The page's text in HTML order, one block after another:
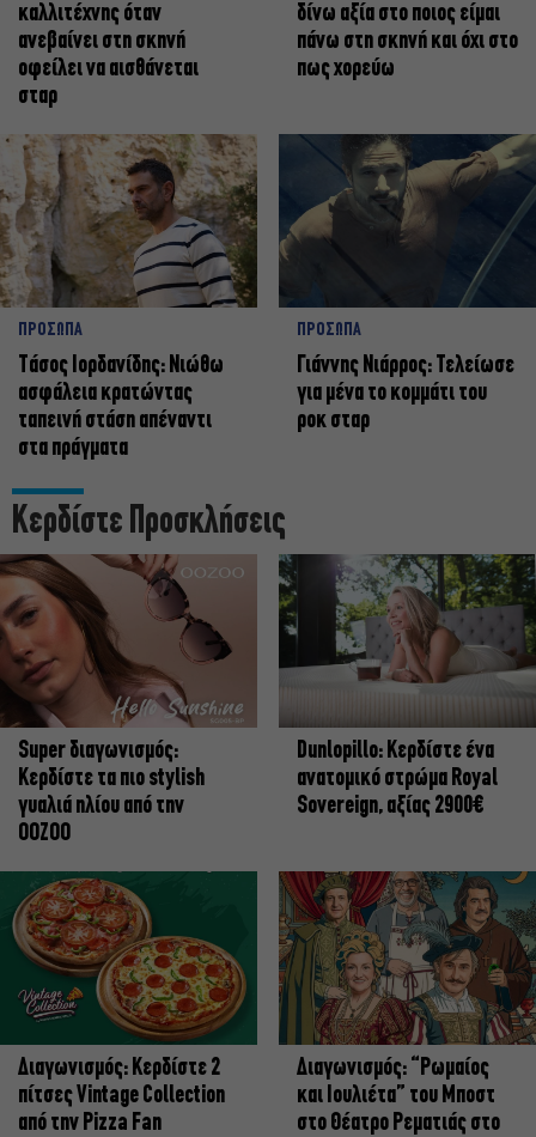
καλλιτέχνης όταν
ανεβαίνει στη σκηνή
οφείλει να αισθάνεται
σταρ
δίνω αξία στο ποιος είμαι
πάνω στη σκηνή και όχι στο
πως χορεύω
ΠΡΟΣΩΠΑ
Tάσος Ιορδανίδης: Νιώθω
ασφάλεια κρατώντας
ταπεινή στάση απέναντι
στα πράγματα
ΠΡΟΣΩΠΑ
Γιάννης Νιάρρος: Τελείωσε
για μένα το κομμάτι του
ροκ σταρ
Κερδίστε Προσκλήσεις
Super διαγωνισμός:
Κερδίστε τα πιο stylish
γυαλιά ηλίου από την
OOZOO
Dunlopillo: Κερδίστε ένα
ανατομικό στρώμα Royal
Sovereign, αξίας 2900€
Διαγωνισμός: Κερδίστε 2
πίτσες Vintage Collection
από την Pizza Fan
Διαγωνισμός: “Ρωμαίος
και Ιουλιέτα” του Μποστ
στο Θέατρο Ρεματιάς στο